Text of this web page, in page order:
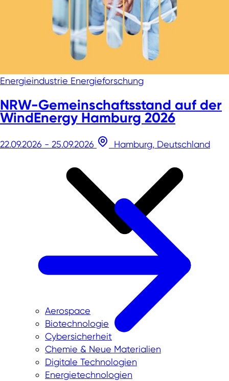
Aerospace
Biotechnologie
Cybersicherheit
Chemie & Neue Materialien
Digitale Technologien
Energietechnologien
Energieindustrie Energieforschung
NRW-Gemeinschaftsstand auf der
WindEnergy Hamburg 2026
22.09.2026 - 25.09.2026 Hamburg, Deutschland